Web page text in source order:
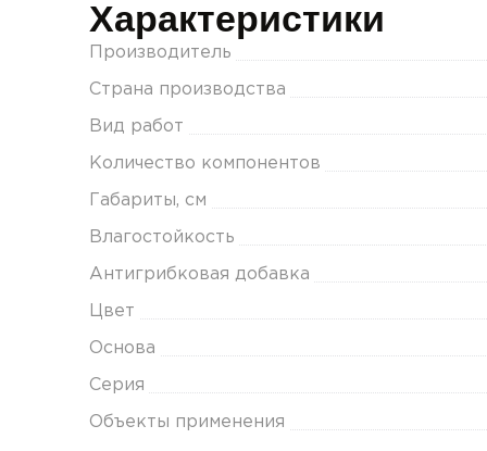
Характеристики
Производитель
Страна производства
Вид работ
Количество компонентов
Габариты, см
Влагостойкость
Антигрибковая добавка
Цвет
Основа
Серия
Объекты применения